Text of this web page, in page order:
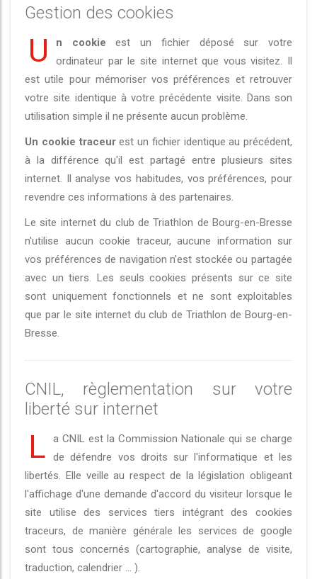
Gestion des cookies
U n cookie est un fichier déposé sur votre
ordinateur par le site internet que vous visitez. Il
est utile pour mémoriser vos préférences et retrouver
votre site identique à votre précédente visite. Dans son
utilisation simple il ne présente aucun problème.
Un cookie traceurest un fichier identique au précédent,
à la différence qu'il est partagé entre plusieurs sites
internet. Il analyse vos habitudes, vos préférences, pour
revendre ces informations à des partenaires.
Le site internet du club de Triathlon de Bourg-en-Bresse
n'utilise aucun cookie traceur, aucune information sur
vos préférences de navigation n'est stockée ou partagée
avec un tiers. Les seuls cookies présents sur ce site
sont uniquement fonctionnels et ne sont exploitables
que par le site internet du club de Triathlon de Bourg-en-
Bresse.
CNIL, règlementation sur votre
liberté sur internet
L
a CNIL est la Commission Nationale qui se charge
de défendre vos droits sur l'informatique et les
libertés. Elle veille au respect de la législation obligeant
l'affichage d'une demande d'accord du visiteur lorsque le
site utilise des services tiers intégrant des cookies
traceurs, de manière générale les services de google
sont tous concernés (cartographie, analyse de visite,
traduction, calendrier ... ).